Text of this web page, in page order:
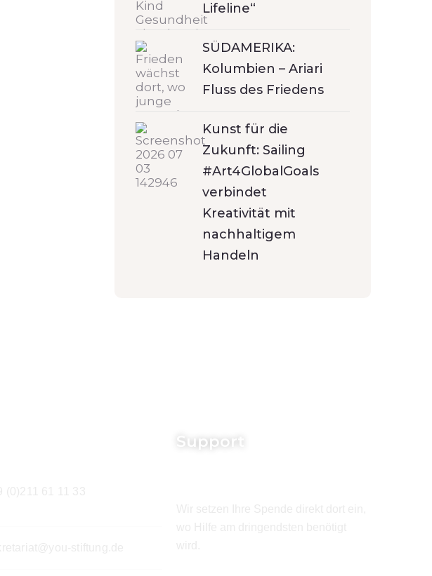
Lifeline“
SÜDAMERIKA:
Kolumbien – Ariari
Fluss des Friedens
Kunst für die
Zukunft: Sailing
#Art4GlobalGoals
verbindet
Kreativität mit
nachhaltigem
Handeln
Support